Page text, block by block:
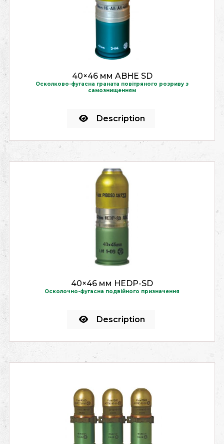
40×46 мм ABHE SD
Осколково-фугасна граната повітряного розриву з
самознищенням
Description
40×46 мм HEDP-SD
Осколочно-фугасна подвійного призначення
Description